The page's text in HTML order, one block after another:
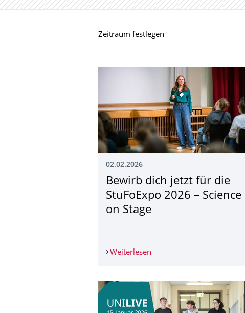
Zeitraum festlegen
02.02.2026
Bewirb dich jetzt für die
StuFoExpo 2026 – Science
on Stage
Weiterlesen Bewirb dich jetzt für die